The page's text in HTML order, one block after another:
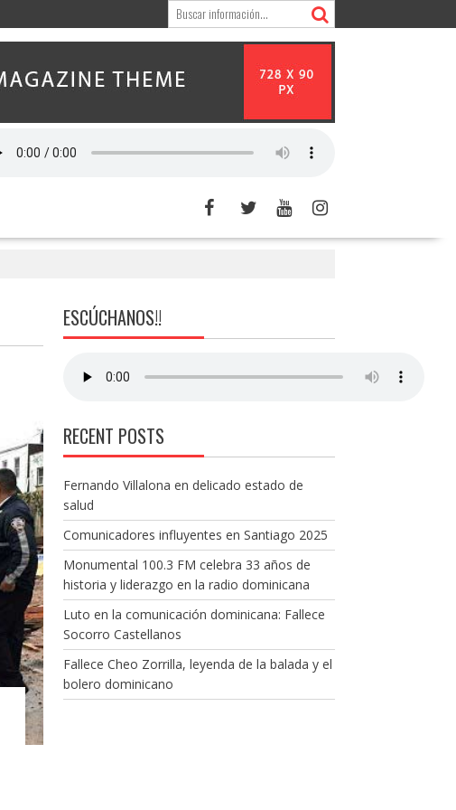
ESCÚCHANOS!!
RECENT POSTS
Fernando Villalona en delicado estado de
salud
Comunicadores influyentes en Santiago 2025
Monumental 100.3 FM celebra 33 años de
historia y liderazgo en la radio dominicana
Luto en la comunicación dominicana: Fallece
Socorro Castellanos
Fallece Cheo Zorrilla, leyenda de la balada y el
bolero dominicano